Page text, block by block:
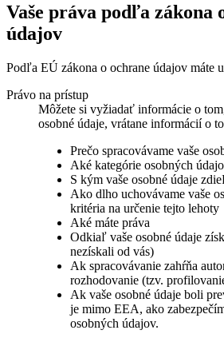
Vaše práva podľa zákona
údajov
Podľa EÚ zákona o ochrane údajov máte
Právo na prístup
Môžete si vyžiadať informácie o
osobné údaje, vrátane informácií o
Prečo spracovávame vaše
Aké kategórie osobných
S kým vaše osobné údaje
Ako dlho uchovávame vaše
kritéria na určenie tejto lehoty
Aké máte práva
Odkiaľ vaše osobné údaje
nezískali od vás)
Ak spracovávanie zahŕňa
rozhodovanie (tzv.
Ak vaše osobné údaje boli
je mimo EEA, ako
osobných údajov.